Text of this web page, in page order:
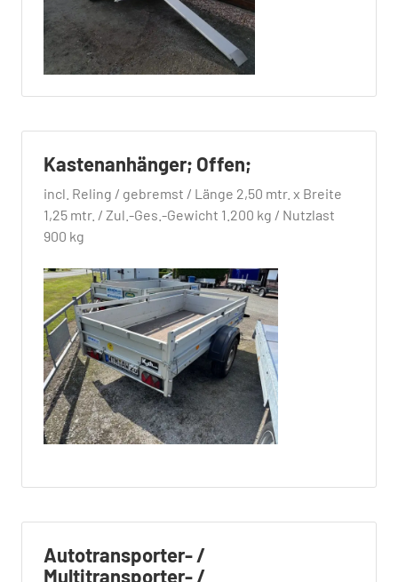
Kastenanhänger; Offen;
incl. Reling / gebremst / Länge 2,50 mtr. x Breite
1,25 mtr. / Zul.-Ges.-Gewicht 1.200 kg / Nutzlast
900 kg
Autotransporter- /
Multitransporter- /